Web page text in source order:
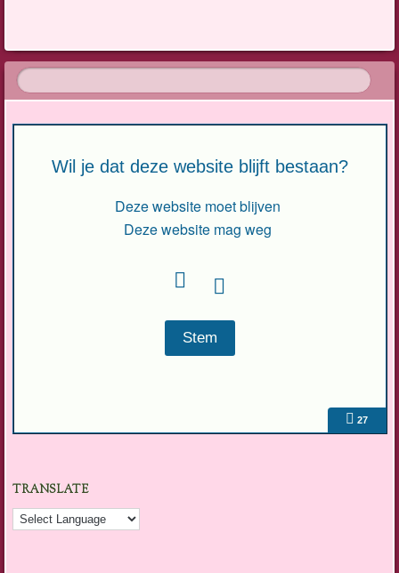
27
Wil je dat deze website blijft bestaan?
Deze website moet blijven
Deze website mag weg
TRANSLATE